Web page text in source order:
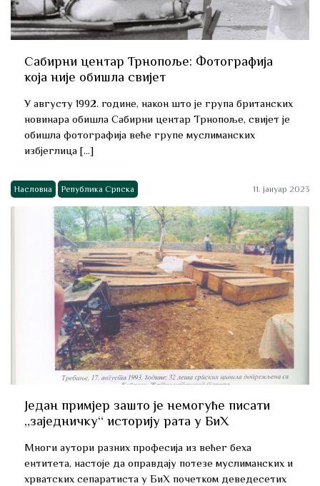
Сабирни центар Трнопоље: Фотографија
која није обишла свијет
У августу 1992. године, након што је група британских
новинара обишла Сабирни центар Трнопоље, свијет је
обишла фотографија веће групе муслиманских
избјеглица […]
Насловна Република Српска 11. јануар 2023
Један примјер зашто је немогуће писати
„заједничку“ историју рата у БиХ
Многи аутори разних професија из већег беха
ентитета, настоје да оправдају потезе муслиманских и
хрватских сепаратиста у БиХ почетком деведесетих